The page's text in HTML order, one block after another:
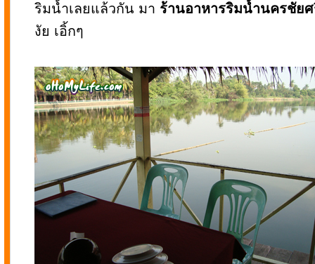
ริมน้ำเลยแล้วกัน มา ร้านอาหารริมน้ำนครชัย
งัย เอิ้กๆ